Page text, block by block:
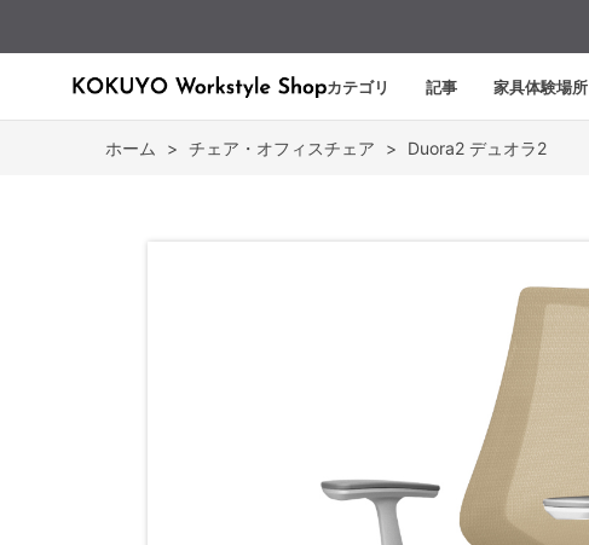
カテゴリ 記事 家具体験場所
ホーム > チェア・オフィスチェア > Duora2 デュオラ2